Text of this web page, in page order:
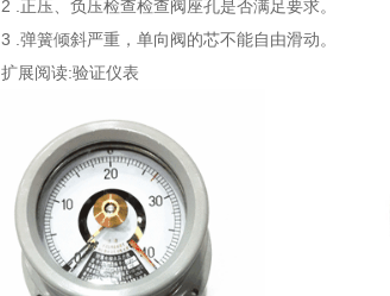
2 .正压、负压检查检查阀座孔是否满足要求。
3 .弹簧倾斜严重，单向阀的芯不能自由滑动。
扩展阅读:验证仪表